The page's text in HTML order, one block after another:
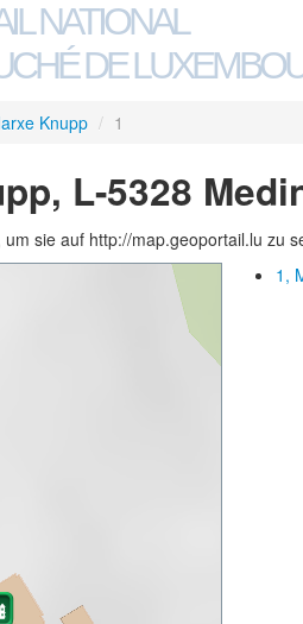
NATIONAL
DE
Knupp / 1
L-5328
sie auf http://map.geoportail.lu zu
1,